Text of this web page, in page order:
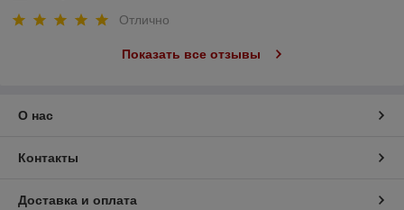
Отлично
Показать все отзывы
О нас
Контакты
Доставка и оплата